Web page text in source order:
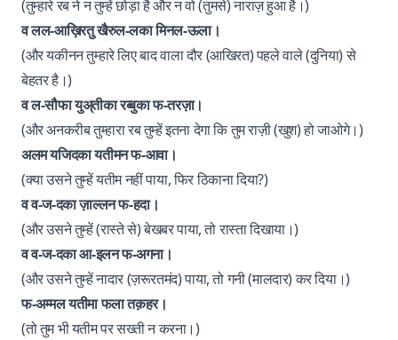
(तुम्हारे रब ने न तुम्हें छोड़ा है और न वो (तुमसे) नाराज़ हुआ है।)
व लल-आख़िरतु खैरुल-लका मिनल-ऊला।
(और यकीनन तुम्हारे लिए बाद वाला दौर (आखिरत) पहले वाले (दुनिया) से
बेहतर है।)
व ल-सौफा युअ्तीका रब्बुका फ-तरज़ा।
(और अनकरीब तुम्हारा रब तुम्हें इतना देगा कि तुम राज़ी (खुश) हो जाओगे।)
अलम यजिदका यतीमन फ-आवा।
(क्या उसने तुम्हें यतीम नहीं पाया, फिर ठिकाना दिया?)
व व-ज-दका ज़ाल्लन फ-हदा।
(और उसने तुम्हें (रास्ते से) बेखबर पाया, तो रास्ता दिखाया।)
व व-ज-दका आ-इलन फ-अगना।
(और उसने तुम्हें नादार (ज़रूरतमंद) पाया, तो गनी (मालदार) कर दिया।)
फ-अम्मल यतीमा फला तक़हर।
(तो तुम भी यतीम पर सख्ती न करना।)